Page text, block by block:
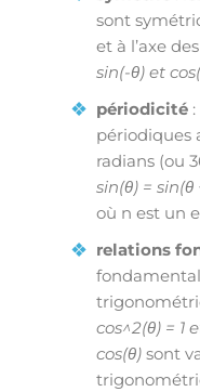
sont
et à l’axe
sin(-θ) et
périodicité
périodiques
radians (ou
sin(θ) =
où n est un
relations
cos^2(θ) = 1
cos(θ) sont